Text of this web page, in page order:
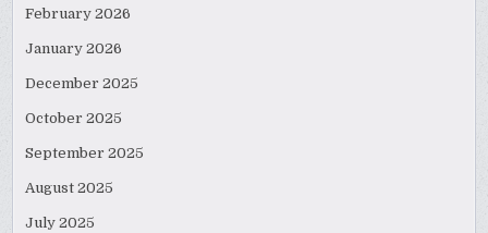
February 2026
January 2026
December 2025
October 2025
September 2025
August 2025
July 2025